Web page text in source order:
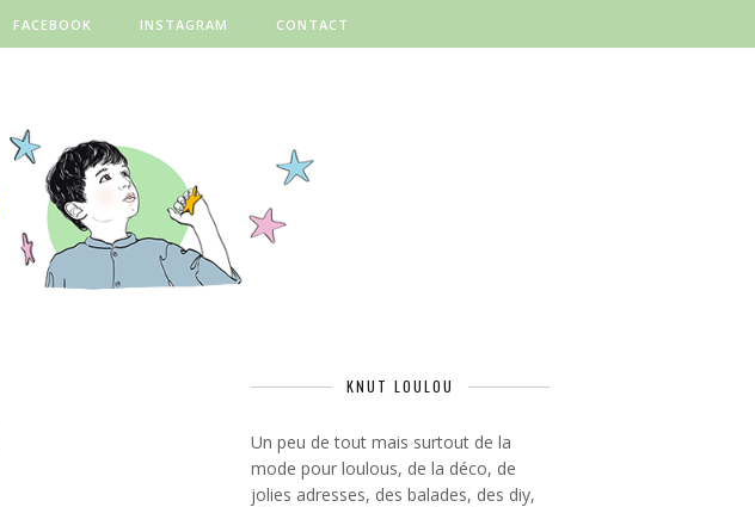
FACEBOOK INSTAGRAM CONTACT
KNUT LOULOU
Un peu de tout mais surtout de la
mode pour loulous, de la déco, de
jolies adresses, des balades, des diy,